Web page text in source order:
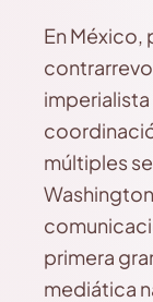
En México,
múltiples
primera
mediática